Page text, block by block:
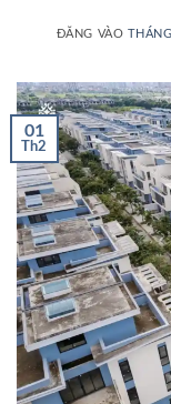
ĐĂNG VÀO
01
Th2